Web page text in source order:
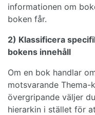
informationen om
boken får.
2) Klassificera
bokens innehåll
Om en bok handlar
motsvarande Thema-
övergripande väljer
hierarkin i stället för